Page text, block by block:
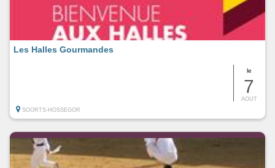
le
7
AOUT
Les Halles Gourmandes
SOORTS-HOSSEGOR